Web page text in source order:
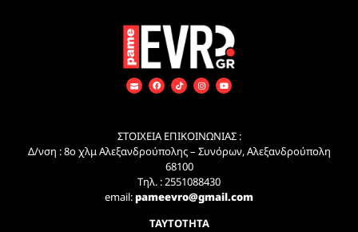
ΣΤΟΙΧΕΙΑ ΕΠΙΚΟΙΝΩΝΙΑΣ :
Δ/νση : 8ο χλμ Αλεξανδρούπολης – Συνόρων, Αλεξανδρούπολη
68100
Τηλ. : 2551088430
email:pameevro@gmail.com
ΤΑΥΤΟΤΗΤΑ